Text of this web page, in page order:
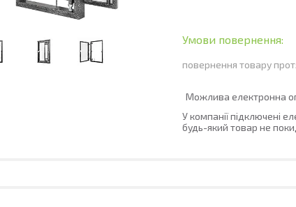
повернення товару
У компанії підключені
будь-який товар не